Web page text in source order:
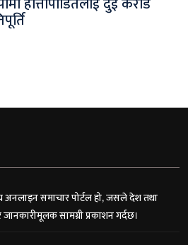
अनलाइन समाचार पोर्टल हो, जसले देश तथा
सामग्री प्रकाशन गर्दछ।